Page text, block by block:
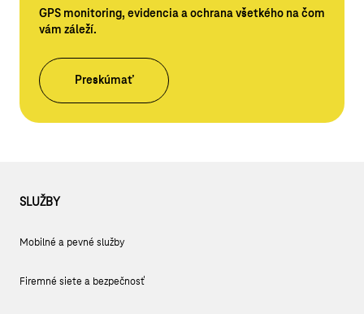
GPS monitoring, evidencia a ochrana všetkého na čom
vám záleží.
Preskúmať
SLUŽBY
Mobilné a pevné služby
Firemné siete a bezpečnosť